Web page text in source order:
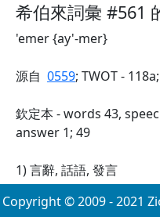
希伯來詞彙 #561
'emer {ay'-mer}
源自 0559; TWOT -
欽定本 - words 43,
answer 1; 49
1) 言辭, 話語, 發言
Copyright © 2009 - 2021